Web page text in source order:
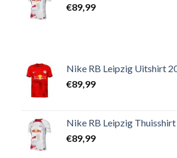
€89,99
Nike RB Leipzig Uitshirt
€89,99
Nike RB Leipzig
€89,99